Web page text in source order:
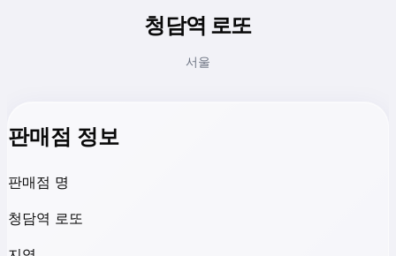
청담역 로또
서울
판매점 정보
판매점 명
청담역 로또